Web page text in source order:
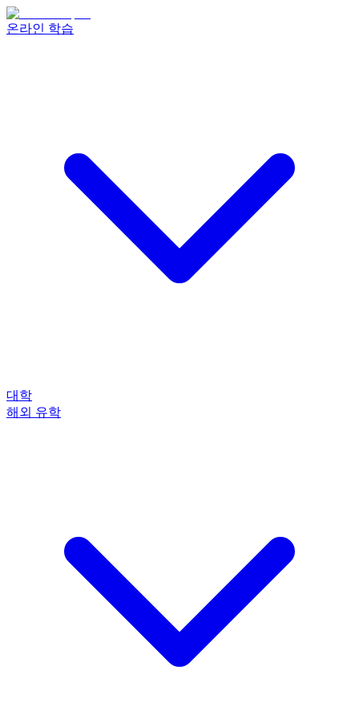
온라인 학습
대학
해외 유학